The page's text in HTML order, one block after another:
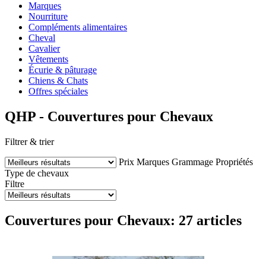
Marques
Nourriture
Compléments alimentaires
Cheval
Cavalier
Vêtements
Écurie & pâturage
Chiens & Chats
Offres spéciales
QHP - Couvertures pour Chevaux
Filtrer & trier
Prix Marques Grammage Propriétés
Type de chevaux
Filtre
Couvertures pour Chevaux: 27 articles